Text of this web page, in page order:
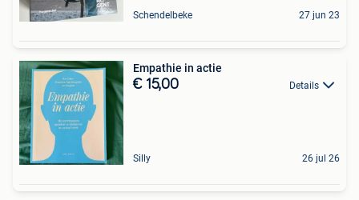
Schendelbeke 27 jun 23
Empathie in actie
€ 15,00 Details
Silly 26 jul 26